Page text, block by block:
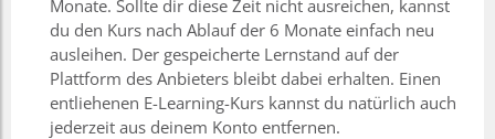
Monate. Sollte dir diese Zeit nicht ausreichen, kannst
du den Kurs nach Ablauf der 6 Monate einfach neu
ausleihen. Der gespeicherte Lernstand auf der
Plattform des Anbieters bleibt dabei erhalten. Einen
entliehenen E-Learning-Kurs kannst du natürlich auch
jederzeit aus deinem Konto entfernen.